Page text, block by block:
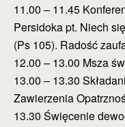
11.00 – 11.45
Persidoka pt. Niech
(Ps 105). Radość
12.00 – 13.00 Msza
13.00 – 13.30
Zawierzenia
13.30 Święcenie